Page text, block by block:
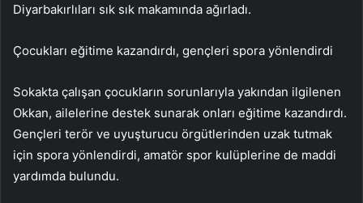
Diyarbakırlıları sık sık makamında ağırladı.
Çocukları eğitime kazandırdı, gençleri spora yönlendirdi
Sokakta çalışan çocukların sorunlarıyla yakından ilgilenen
Okkan, ailelerine destek sunarak onları eğitime kazandırdı.
Gençleri terör ve uyuşturucu örgütlerinden uzak tutmak
için spora yönlendirdi, amatör spor kulüplerine de maddi
yardımda bulundu.